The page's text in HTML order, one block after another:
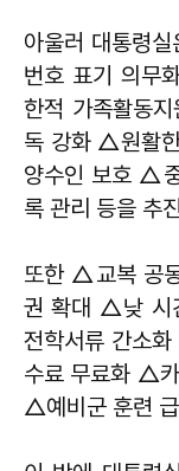
아울러 대통령
번호 표기 의무
한적 가족활동
독 강화 △원활한
양수인 보호 △
록 관리 등을 추
또한 △교복 공
권 확대 △낮 시
전학서류 간소
수료 무료화 △
△예비군 훈련